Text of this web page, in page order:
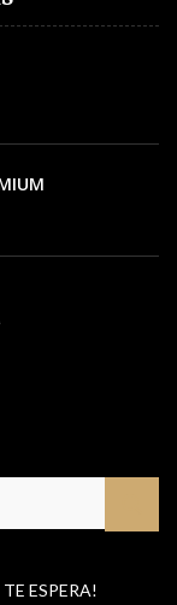
ESPERA!